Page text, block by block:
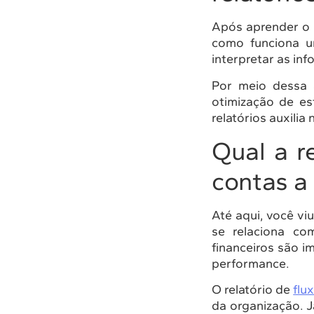
Após aprender o
como funciona
interpretar as
Por meio
otimização de
relatórios auxilia
Qual a
contas
Até aqui, você
se relaciona
financeiros são
performance.
O relatório de
da organização.